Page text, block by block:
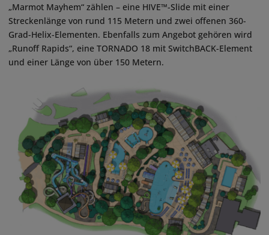
„Marmot Mayhem“ zählen – eine HIVE™-Slide mit einer
Streckenlänge von rund 115 Metern und zwei offenen 360-
Grad-Helix-Elementen. Ebenfalls zum Angebot gehören wird
„Runoff Rapids“, eine TORNADO 18 mit SwitchBACK-Element
und einer Länge von über 150 Metern.